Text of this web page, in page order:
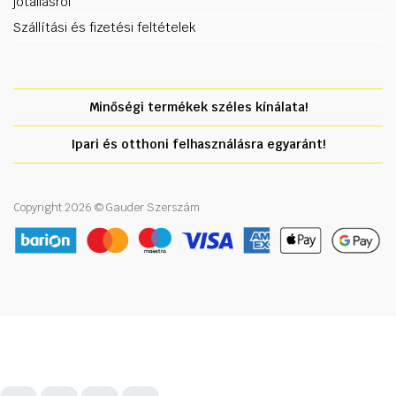
Szállítási és fizetési feltételek
Minőségi termékek széles kínálata!
Ipari és otthoni felhasználásra egyaránt!
Copyright 2026 © Gauder Szerszám